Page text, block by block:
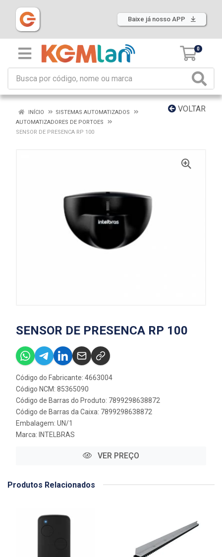
Baixe já nosso APP
0
VOLTAR
INÍCIO
SISTEMAS AUTOMATIZADOS
AUTOMATIZADORES DE PORTOES
SENSOR DE PRESENCA RP 100
SENSOR DE PRESENCA RP 100
Código do Fabricante: 4663004
Código NCM: 85365090
Código de Barras do Produto: 7899298638872
Código de Barras da Caixa: 7899298638872
Embalagem: UN/1
Marca: INTELBRAS
VER PREÇO
Produtos Relacionados